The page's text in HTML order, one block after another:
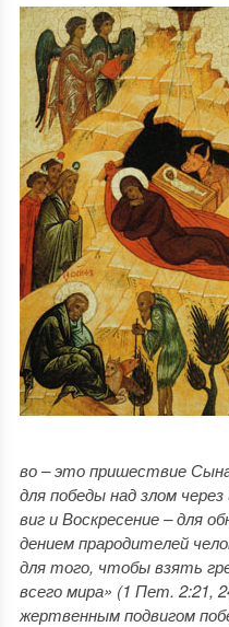
во – это пришествие
для победы над злом
виг и Воскресение – для
дением прародителей
для того, чтобы взять
всего мира» (1 Пет. 2:21,
жертвенным подвигом